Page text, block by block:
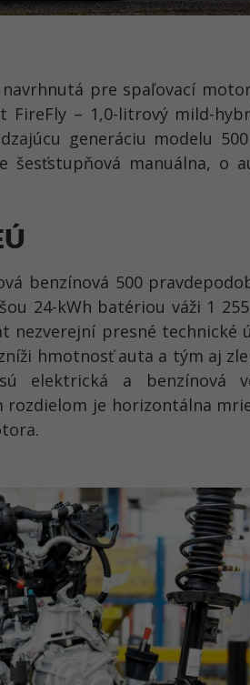
pre spaľovací
FireFly – 1,0-litrový mild-
generáciu modelu
šesťstupňová manuálna, o
benzínová 500
24-kWh batériou váži 1
nezverejní presné technické
hmotnosť auta a tým aj
elektrická a benzínová
rozdielom je horizontálna